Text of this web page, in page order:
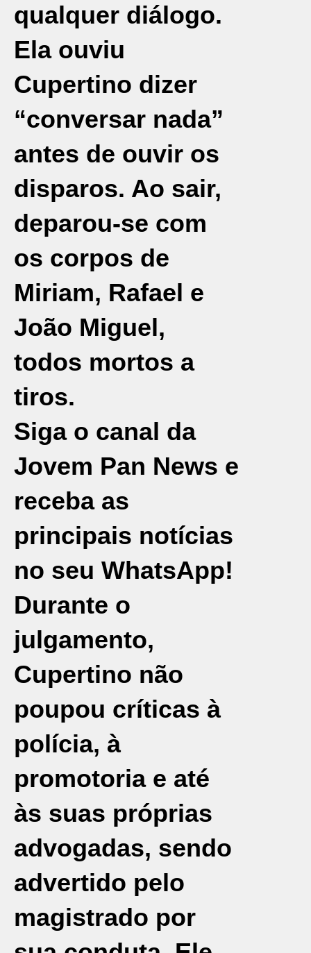
qualquer diálogo.
Ela ouviu
Cupertino dizer
“conversar nada”
antes de ouvir os
disparos. Ao sair,
deparou-se com
os corpos de
Miriam, Rafael e
João Miguel,
todos mortos a
tiros.
Siga o canal da
Jovem Pan News e
receba as
principais notícias
no seu WhatsApp!
Durante o
julgamento,
Cupertino não
poupou críticas à
polícia, à
promotoria e até
às suas próprias
advogadas, sendo
advertido pelo
magistrado por